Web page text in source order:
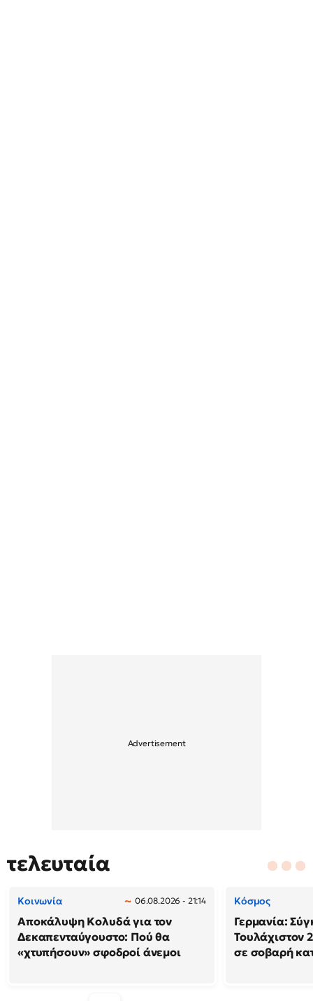
τελευταία
Κοινωνία 06.08.2026 - 21:14
Αποκάλυψη Κολυδά για τον
Δεκαπενταύγουστο: Πού θα
«χτυπήσουν» σφοδροί άνεμοι
Κόσμος
Γερμανία:
Τουλάχιστον
σε σοβαρή